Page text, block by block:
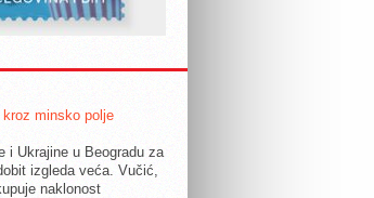
minsko polje
i Ukrajine u Beogradu za
izgleda veća. Vučić,
naklonost